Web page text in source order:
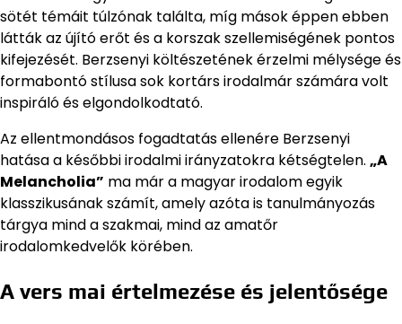
sötét témáit túlzónak találta, míg mások éppen ebben
látták az újító erőt és a korszak szellemiségének pontos
kifejezését. Berzsenyi költészetének érzelmi mélysége és
formabontó stílusa sok kortárs irodalmár számára volt
inspiráló és elgondolkodtató.
Az ellentmondásos fogadtatás ellenére Berzsenyi
hatása a későbbi irodalmi irányzatokra kétségtelen. „A
Melancholia” ma már a magyar irodalom egyik
klasszikusának számít, amely azóta is tanulmányozás
tárgya mind a szakmai, mind az amatőr
irodalomkedvelők körében.
A vers mai értelmezése és jelentősége